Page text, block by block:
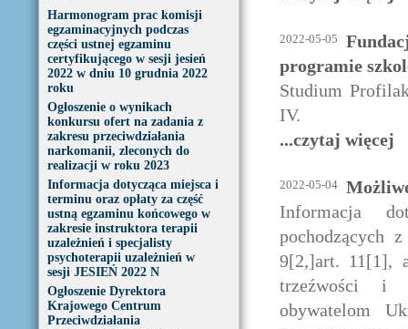
Harmonogram prac komisji
egzaminacyjnych podczas
części ustnej egzaminu
certyfikującego w sesji jesień
2022 w dniu 10 grudnia 2022
roku
Ogłoszenie o wynikach
konkursu ofert na zadania z
zakresu przeciwdziałania
narkomanii, zleconych do
realizacji w roku 2023
Informacja dotycząca miejsca i
terminu oraz opłaty za część
ustną egzaminu końcowego w
zakresie instruktora terapii
uzależnień i specjalisty
psychoterapii uzależnień w
sesji JESIEŃ 2022 N
Ogłoszenie Dyrektora
Krajowego Centrum
Przeciwdziałania
2022-05-05
programie
Studium
IV.
...czytaj więcej
2022-05-04
Informacja
pochodzących
9[2,]art. 11[1],
trzeźwości i
obywatelom